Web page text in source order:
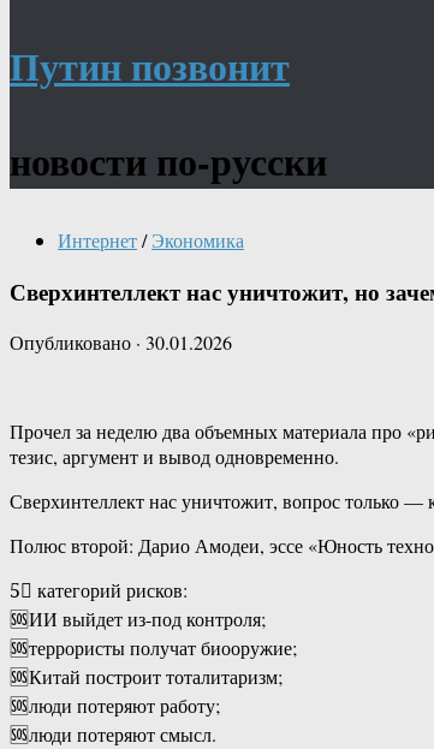
Путин позвонит
новости по-русски
Интернет/ Экономика
Сверхинтеллект нас уничтожит, но
Опубликовано · 30.01.2026
Прочел за неделю два объемных материала про
тезис, аргумент и вывод одновременно.
Сверхинтеллект нас уничтожит, вопрос только —
Полюс второй: Дарио Амодеи, эссе «Юность
5⃣ категорий рисков:
🆘ИИ выйдет из-под контроля;
🆘террористы получат биооружие;
🆘Китай построит тоталитаризм;
🆘люди потеряют работу;
🆘люди потеряют смысл.